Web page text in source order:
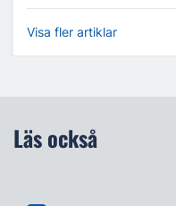
Visa fler artiklar
Läs också